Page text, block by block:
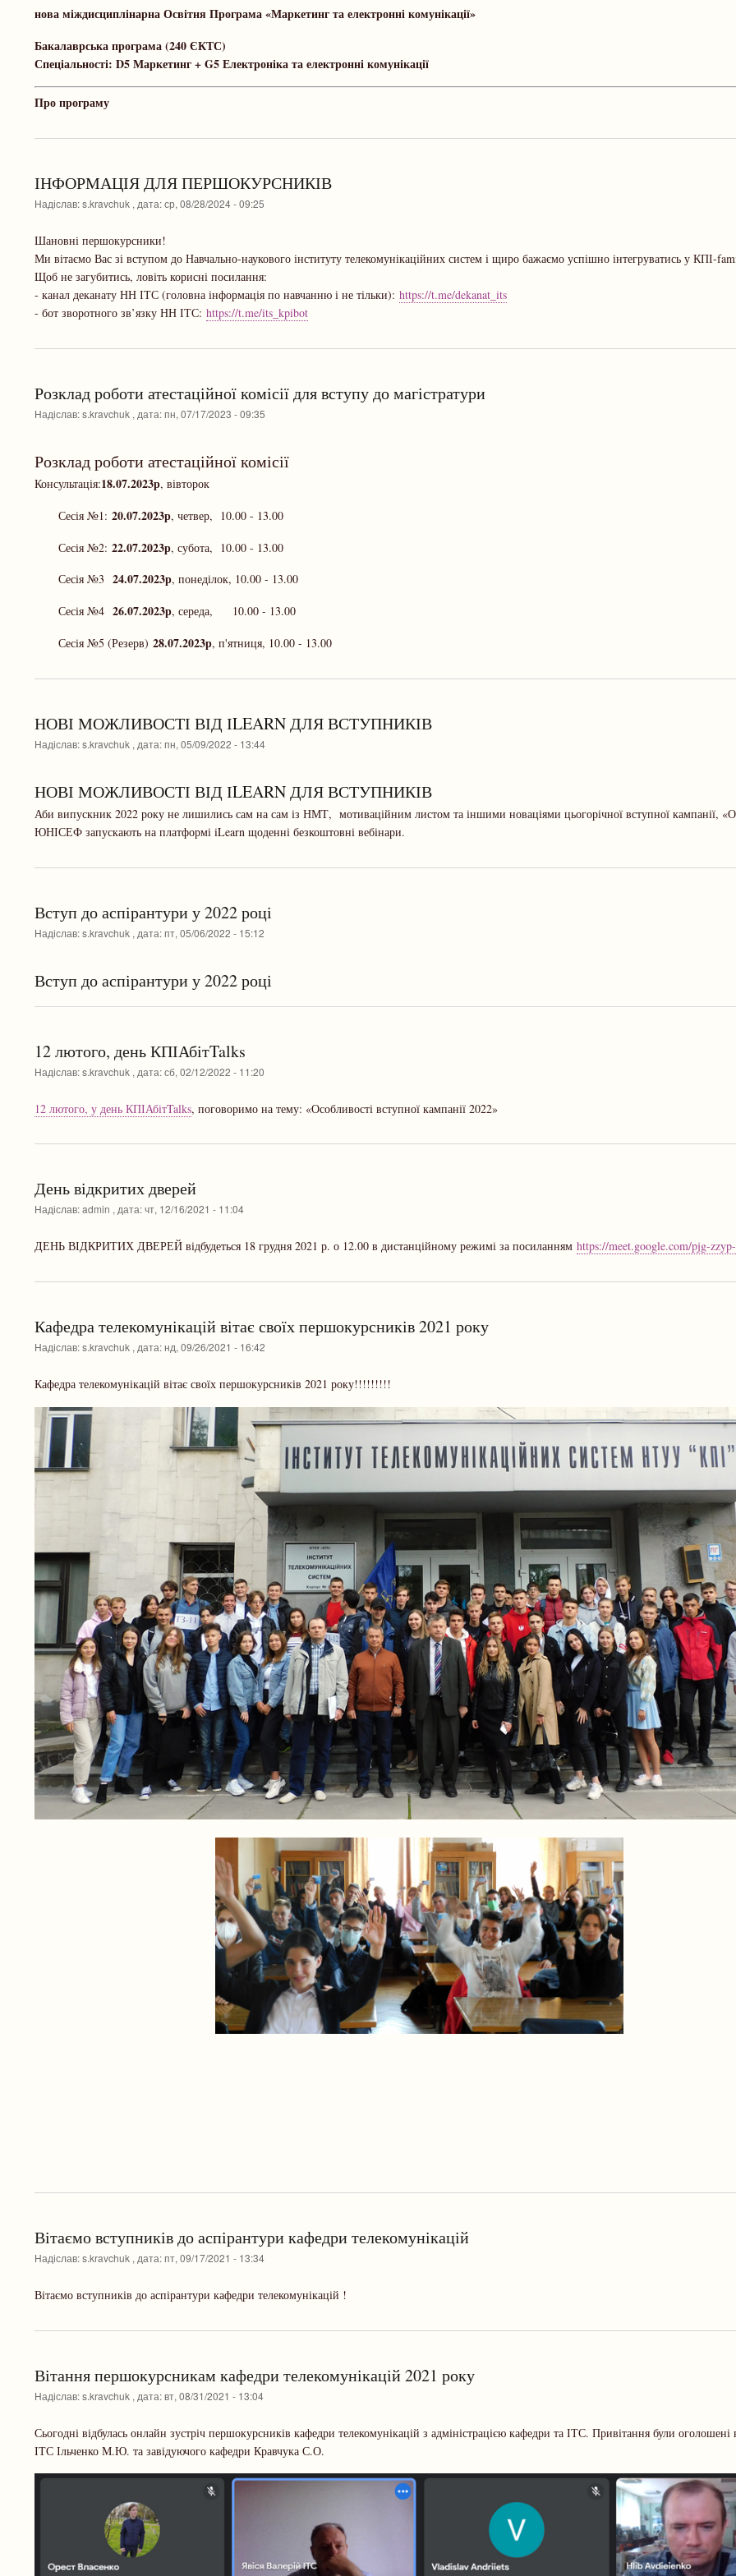
нова міждисциплінарна Освітня Програма «Маркетинг та електронні комунікації»
Бакалаврська програма (240 ЄКТС)
Спеціальності: D5 Маркетинг + G5 Електроніка та електронні комунікації
Про програму
ІНФОРМАЦІЯ ДЛЯ ПЕРШОКУРСНИКІВ
Надіслав:s.kravchuk , дата:ср, 08/28/2024 - 09:25
Шановні першокурсники!
Ми вітаємо Вас зі вступом до Навчально-наукового інституту телекомунікаційних систем і щиро бажаємо успішно інтегруватись у КПІ-
Щоб не загубитись, ловіть корисні посилання:
- канал деканату НН ІТС (головна інформація по навчанню і не тільки): https://t.me/dekanat_its
- бот зворотного зв’язку НН ІТС: https://t.me/its_kpibot
Розклад роботи атестаційної комісії для вступу до магістратури
Надіслав:s.kravchuk , дата:пн, 07/17/2023 - 09:35
Розклад роботи атестаційної комісії
Консультація:18.07.2023р, вівторок
Сесія №1: 20.07.2023р, четвер, 10.00 - 13.00
Сесія №2: 22.07.2023р, субота, 10.00 - 13.00
Сесія №3 24.07.2023р, понеділок, 10.00 - 13.00
Сесія №4 26.07.2023р, середа, 10.00 - 13.00
Сесія №5 (Резерв) 28.07.2023р, п'ятниця, 10.00 - 13.00
НОВІ МОЖЛИВОСТІ ВІД ІLEARN ДЛЯ ВСТУПНИКІВ
Надіслав:s.kravchuk , дата:пн, 05/09/2022 - 13:44
НОВІ МОЖЛИВОСТІ ВІД ІLEARN ДЛЯ ВСТУПНИКІВ
Аби випускник 2022 року не лишились сам на сам із НМТ, мотиваційним листом та іншими новаціями цьогорічної вступної кампанії,
ЮНІСЕФ запускають на платформі iLearn щоденні безкоштовні вебінари.
Вступ до аспірантури у 2022 році
Надіслав:s.kravchuk , дата:пт, 05/06/2022 - 15:12
Вступ до аспірантури у 2022 році
12 лютого, день КПІАбітTalks
Надіслав:s.kravchuk , дата:сб, 02/12/2022 - 11:20
12 лютого, у день КПІАбітTalks, поговоримо на тему: «Особливості вступної кампанії 2022»
День відкритих дверей
Надіслав:admin , дата:чт, 12/16/2021 - 11:04
ДЕНЬ ВІДКРИТИХ ДВЕРЕЙ відбудеться 18 грудня 2021 р. о 12.00 в дистанційному режимі за посиланням https://meet.google.com/pjg-
Кафедра телекомунікацій вітає своїх першокурсників 2021 року
Надіслав:s.kravchuk , дата:нд, 09/26/2021 - 16:42
Кафедра телекомунікацій вітає своїх першокурсників 2021 року!!!!!!!!!
Вітаємо вступників до аспірантури кафедри телекомунікацій
Надіслав:s.kravchuk , дата:пт, 09/17/2021 - 13:34
Вітаємо вступників до аспірантури кафедри телекомунікацій !
Вітання першокурсникам кафедри телекомунікацій 2021 року
Надіслав:s.kravchuk , дата:вт, 08/31/2021 - 13:04
Сьогодні відбулась онлайн зустріч першокурсників кафедри телекомунікацій з адміністрацією кафедри та ІТС. Привітання були оголошені
ІТС Ільченко М.Ю. та завідуючого кафедри Кравчука С.О.